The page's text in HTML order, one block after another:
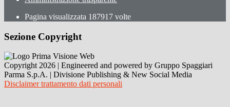
Pagina visualizzata 187917 volte
Sezione Copyright
Copyright 2026 | Engineered and powered by Gruppo Spaggiari
Parma S.p.A. | Divisione Publishing & New Social Media
Disclaimer trattamento dati personali